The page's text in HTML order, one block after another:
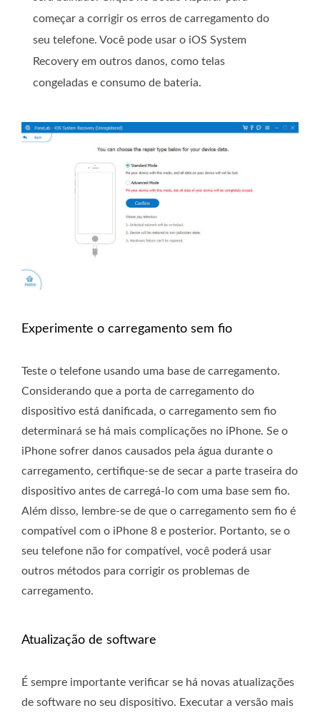
começar a corrigir os erros de carregamento do
seu telefone. Você pode usar o iOS System
Recovery em outros danos, como telas
congeladas e consumo de bateria.
Experimente o carregamento sem fio
Teste o telefone usando uma base de carregamento.
Considerando que a porta de carregamento do
dispositivo está danificada, o carregamento sem fio
determinará se há mais complicações no iPhone. Se o
iPhone sofrer danos causados ​​pela água durante o
carregamento, certifique-se de secar a parte traseira do
dispositivo antes de carregá-lo com uma base sem fio.
Além disso, lembre-se de que o carregamento sem fio é
compatível com o iPhone 8 e posterior. Portanto, se o
seu telefone não for compatível, você poderá usar
outros métodos para corrigir os problemas de
carregamento.
Atualização de software
É sempre importante verificar se há novas atualizações
de software no seu dispositivo. Executar a versão mais